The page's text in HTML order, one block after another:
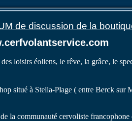
de discussion de la
loisirs éoliens, le rêve, la grâce, le
situé à Stella-Plage ( entre Berck sur
la communauté cervoliste francophone